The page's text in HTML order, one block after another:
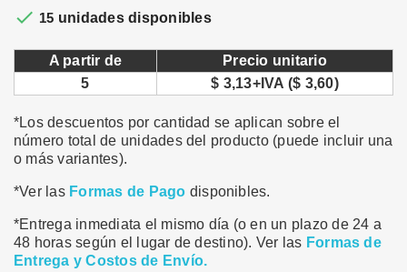
 15 unidades disponibles
A partir de
Precio unitario
5
$ 3,13+IVA ($ 3,60)
*Los descuentos por cantidad se aplican sobre el
número total de unidades del producto (puede incluir una
o más variantes).
*Ver las Formas de Pago disponibles.
*Entrega inmediata el mismo día (o en un plazo de 24 a
48 horas según el lugar de destino). Ver las Formas de
Entrega y Costos de Envío.